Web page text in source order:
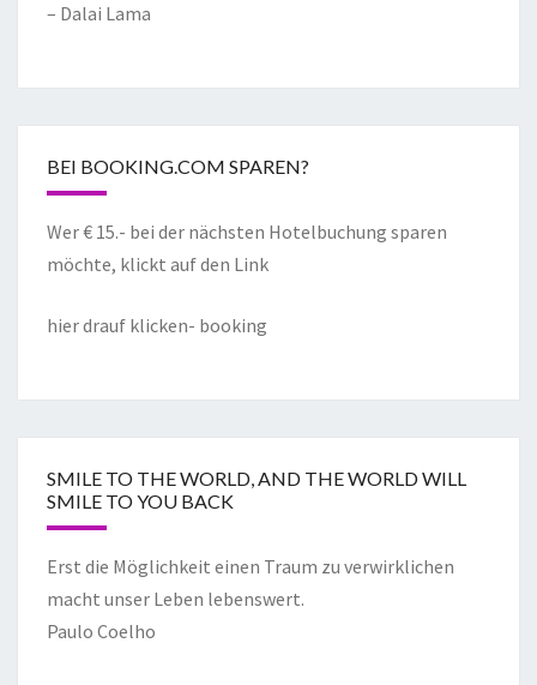
– Dalai Lama
BEI BOOKING.COM SPAREN?
Wer € 15.- bei der nächsten Hotelbuchung sparen
möchte, klickt auf den Link
hier drauf klicken- booking
SMILE TO THE WORLD, AND THE WORLD WILL
SMILE TO YOU BACK
Erst die Möglichkeit einen Traum zu verwirklichen
macht unser Leben lebenswert.
Paulo Coelho